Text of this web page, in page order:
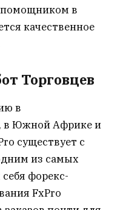
в
качественное
Торговцев
в
в Южной Африке и
существует с
из самых
форекс-
FxPro